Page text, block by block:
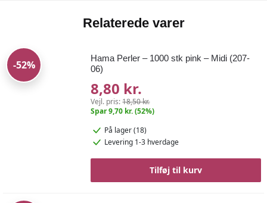
Relaterede varer
-52%
Hama Perler – 1000 stk pink – Midi (207-
06)
8,80 kr.
Vejl. pris:18,50 kr.
Spar 9,70 kr. (52%)
På lager (18)
Levering 1-3 hverdage
Tilføj til kurv